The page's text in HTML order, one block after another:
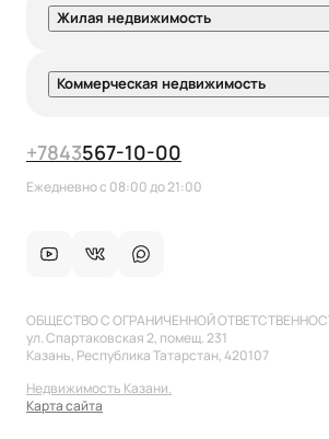
Жилая недвижимость
Коммерческая недвижимость
+7843567-10-00
Ежедневно с 08:00 до 21:00
ОБЩЕСТВО С ОГРАНИЧЕННОЙ
ул. Спартаковская 2, помещ. 231
Казань, Республика Татарстан, 420107
Недвижимость Казани.
Карта сайта